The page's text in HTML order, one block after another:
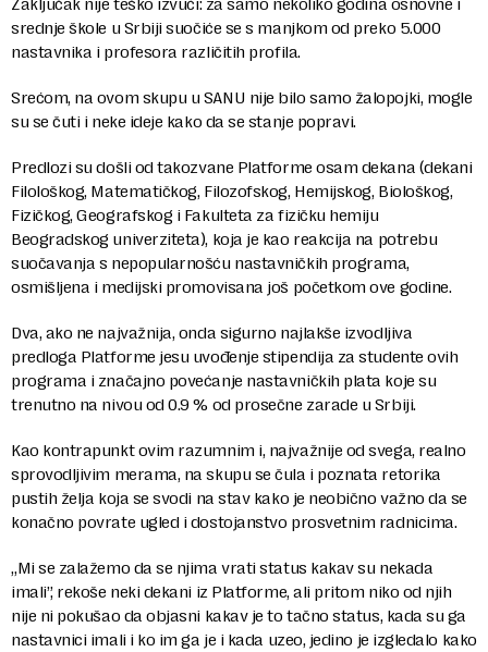
srednje škole u Srbiji suočiće se s manjkom od preko 5.000
nastavnika i profesora različitih profila.
Srećom, na ovom skupu u SANU nije bilo samo žalopojki, mogle
su se čuti i neke ideje kako da se stanje popravi.
Predlozi su došli od takozvane Platforme osam dekana (dekani
Filološkog, Matematičkog, Filozofskog, Hemijskog, Biološkog,
Fizičkog, Geografskog i Fakulteta za fizičku hemiju
Beogradskog univerziteta), koja je kao reakcija na potrebu
suočavanja s nepopularnošću nastavničkih programa,
osmišljena i medijski promovisana još početkom ove godine.
Dva, ako ne najvažnija, onda sigurno najlakše izvodljiva
predloga Platforme jesu uvođenje stipendija za studente ovih
programa i značajno povećanje nastavničkih plata koje su
trenutno na nivou od 0.9 % od prosečne zarade u Srbiji.
Kao kontrapunkt ovim razumnim i, najvažnije od svega, realno
sprovodljivim merama, na skupu se čula i poznata retorika
pustih želja koja se svodi na stav kako je neobično važno da se
konačno povrate ugled i dostojanstvo prosvetnim radnicima.
„Mi se zalažemo da se njima vrati status kakav su nekada
imali”, rekoše neki dekani iz Platforme, ali pritom niko od njih
nije ni pokušao da objasni kakav je to tačno status, kada su ga
nastavnici imali i ko im ga je i kada uzeo, jedino je izgledalo kako